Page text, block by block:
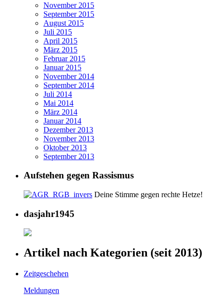
November 2015
September 2015
August 2015
Juli 2015
April 2015
März 2015
Februar 2015
Januar 2015
November 2014
September 2014
Juli 2014
Mai 2014
März 2014
Januar 2014
Dezember 2013
November 2013
Oktober 2013
September 2013
Aufstehen gegen Rassismus
Deine Stimme gegen rechte Hetze!
dasjahr1945
Artikel nach Kategorien (seit 2013)
Zeitgeschehen
Meldungen